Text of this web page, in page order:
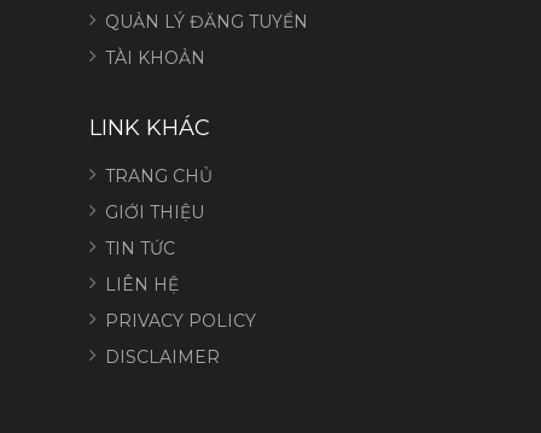
QUẢN LÝ ĐĂNG TUYỂN
TÀI KHOẢN
LINK KHÁC
TRANG CHỦ
GIỚI THIỆU
TIN TỨC
LIÊN HỆ
PRIVACY POLICY
DISCLAIMER